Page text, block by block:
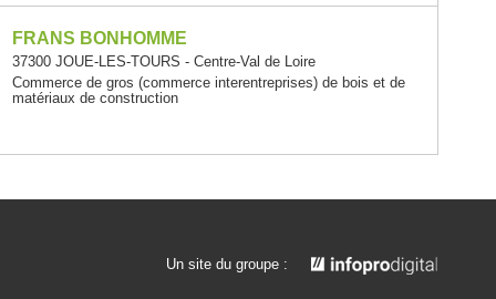
FRANS BONHOMME
37300 JOUE-LES-TOURS - Centre-Val de Loire
Commerce de gros (commerce interentreprises) de bois et de
matériaux de construction
Un site du groupe :